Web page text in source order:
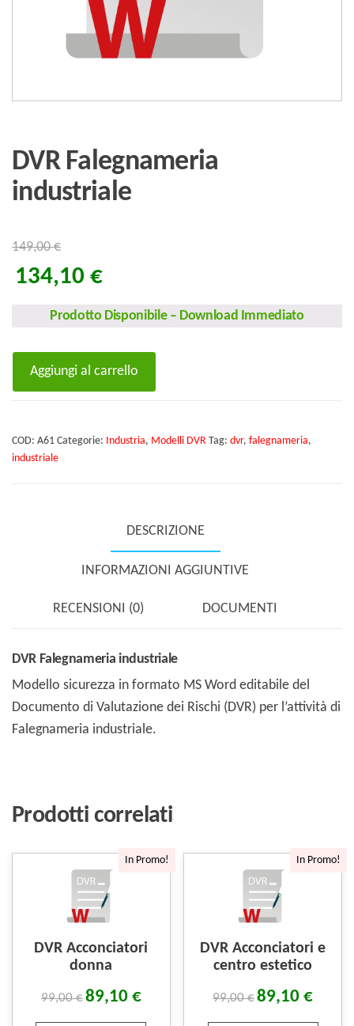
DVR Falegnameria
industriale
149,00€
134,10 €
Prodotto Disponibile – Download Immediato
Aggiungi al carrello
COD: A61 Categorie: Industria, Modelli DVR Tag: dvr, falegnameria,
industriale
DESCRIZIONE
INFORMAZIONI AGGIUNTIVE
RECENSIONI (0) DOCUMENTI
DVR Falegnameria industriale
Modello sicurezza in formato MS Word editabile del
Documento di Valutazione dei Rischi (DVR) per l’attività di
Falegnameria industriale.
Prodotti correlati
In Promo!
DVR Acconciatori
donna
99,00€89,10 €
In Promo!
DVR Acconciatori e
centro estetico
99,00€89,10€